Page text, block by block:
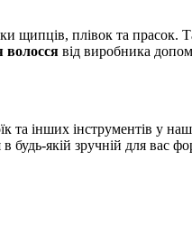
щипців, плівок та
волосся від виробника
та інших інструментів у
будь-якій зручній для вас